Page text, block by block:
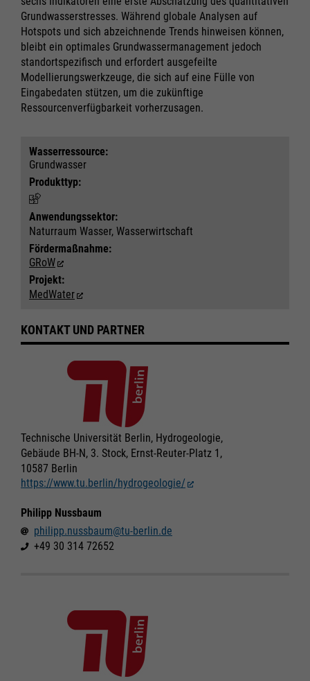
Grundwasserstresses. Während globale Analysen auf
Hotspots und sich abzeichnende Trends hinweisen können,
bleibt ein optimales Grundwassermanagement jedoch
standortspezifisch und erfordert ausgefeilte
Modellierungswerkzeuge, die sich auf eine Fülle von
Eingabedaten stützen, um die zukünftige
Ressourcenverfügbarkeit vorherzusagen.
Wasser­ressource:
Grundwasser
Produkttyp:
Anwendungs­sektor:
Naturraum Wasser, Wasserwirtschaft
Fördermaßnahme:
GRoW
Projekt:
MedWater
KONTAKT UND PARTNER
Technische Universität Berlin, Hydrogeologie,
Gebäude BH-N, 3. Stock, Ernst-Reuter-Platz 1,
10587 Berlin
https://www.tu.berlin/hydrogeologie/
Philipp Nussbaum
philipp.nussbaum@tu-berlin.de
+49 30 314 72652
Notwendig
Cookie Informationen anzeigen
Marketing und Statistik
Cookie Informationen anzeigen
Speichern
Ablehnen
Datenschutz
Notwendig
Cookie Informationen anzeigen
Marketing und Statistik
Cookie Informationen anzeigen
Speichern
Ablehnen
Datenschutz